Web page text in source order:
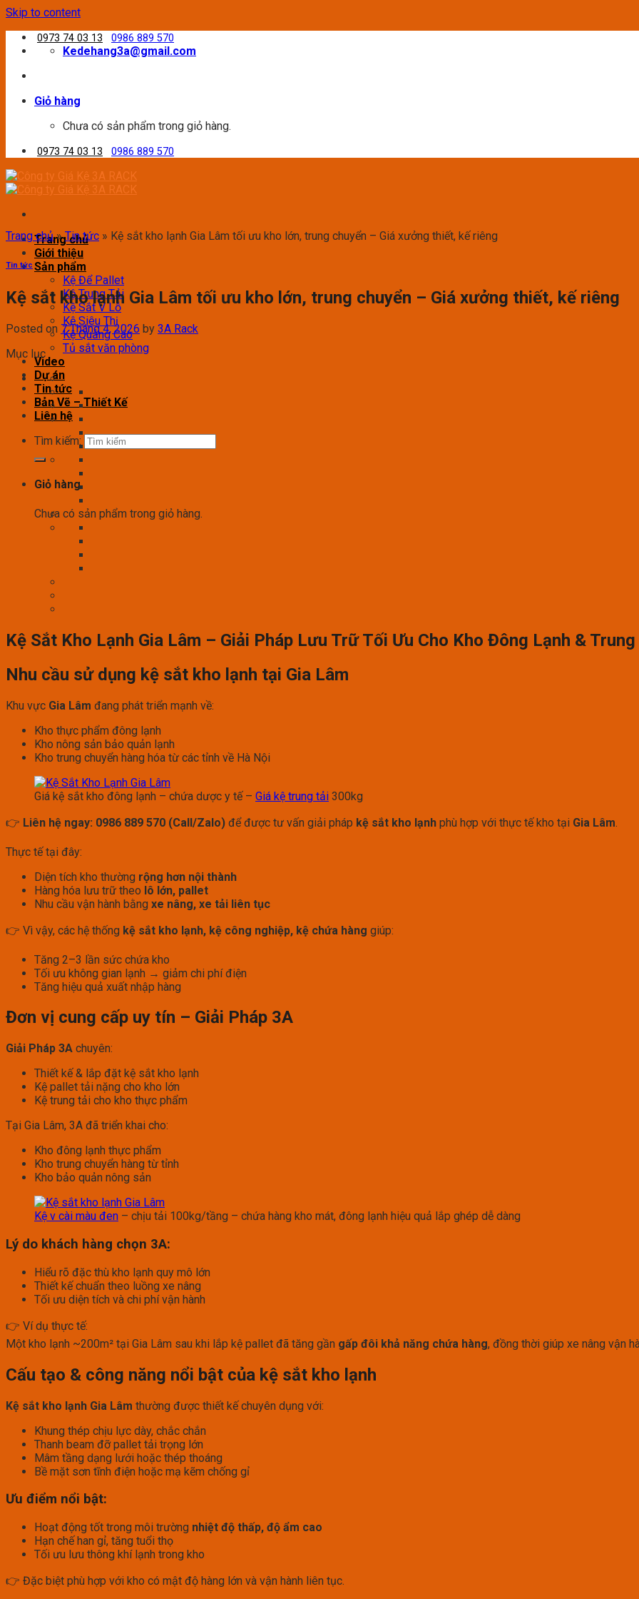
Skip to content
0973 74 03 13 0986 889 570
Kedehang3a@gmail.com
Giỏ hàng
Chưa có sản phẩm trong giỏ hàng.
0973 74 03 13 0986 889 570
Trang chủ
Giới thiệu
Sản phẩm
Kệ Để Pallet
Kệ Trung Tải
Kệ Sắt V Lỗ
Kệ Siêu Thị
Kệ Quảng Cáo
Tủ sắt văn phòng
Video
Dự án
Tin tức
Bản Vẽ – Thiết Kế
Liên hệ
Tìm kiếm:
Giỏ hàng
Chưa có sản phẩm trong giỏ hàng.
Trang chủ»Tin tức » Kệ sắt kho lạnh Gia Lâm tối ưu kho lớn, trung chuyển – Giá xưởng thiết, kế riêng
Tin tức
Kệ sắt kho lạnh Gia Lâm tối ưu kho lớn, trung chuyển – Giá xưởng thiết, kế riêng
Posted on 7 Tháng 4, 2026 by 3A Rack
Mục lục
Kệ Sắt Kho Lạnh Gia Lâm – Giải Pháp Lưu Trữ Tối Ưu Cho Kho Đông Lạnh & Trung
Nhu cầu sử dụng kệ sắt kho lạnh tại Gia Lâm
Khu vực Gia Lâm đang phát triển mạnh về:
Kho thực phẩm đông lạnh
Kho nông sản bảo quản lạnh
Kho trung chuyển hàng hóa từ các tỉnh về Hà Nội
Giá kệ sắt kho đông lạnh – chứa dược y tế – Giá kệ trung tải 300kg
👉 Liên hệ ngay: 0986 889 570 (Call/Zalo) để được tư vấn giải pháp kệ sắt kho lạnh phù hợp với thực tế kho tại Gia Lâm.
Thực tế tại đây:
Diện tích kho thường rộng hơn nội thành
Hàng hóa lưu trữ theo lô lớn, pallet
Nhu cầu vận hành bằng xe nâng, xe tải liên tục
👉 Vì vậy, các hệ thống kệ sắt kho lạnh, kệ công nghiệp, kệ chứa hàng giúp:
Tăng 2–3 lần sức chứa kho
Tối ưu không gian lạnh → giảm chi phí điện
Tăng hiệu quả xuất nhập hàng
Đơn vị cung cấp uy tín – Giải Pháp 3A
Giải Pháp 3A chuyên:
Thiết kế & lắp đặt kệ sắt kho lạnh
Kệ pallet tải nặng cho kho lớn
Kệ trung tải cho kho thực phẩm
Tại Gia Lâm, 3A đã triển khai cho:
Kho đông lạnh thực phẩm
Kho trung chuyển hàng từ tỉnh
Kho bảo quản nông sản
Kệ v cài màu đen – chịu tải 100kg/tầng – chứa hàng kho mát, đông lạnh hiệu quả lắp ghép dễ dàng
Lý do khách hàng chọn 3A:
Hiểu rõ đặc thù kho lạnh quy mô lớn
Thiết kế chuẩn theo luồng xe nâng
Tối ưu diện tích và chi phí vận hành
👉 Ví dụ thực tế:
Một kho lạnh ~200m² tại Gia Lâm sau khi lắp kệ pallet đã tăng gần gấp đôi khả năng chứa hàng, đồng thời giúp xe nâng vận
Cấu tạo & công năng nổi bật của kệ sắt kho lạnh
Kệ sắt kho lạnh Gia Lâm thường được thiết kế chuyên dụng với:
Khung thép chịu lực dày, chắc chắn
Thanh beam đỡ pallet tải trọng lớn
Mâm tầng dạng lưới hoặc thép thoáng
Bề mặt sơn tĩnh điện hoặc mạ kẽm chống gỉ
Ưu điểm nổi bật:
Hoạt động tốt trong môi trường nhiệt độ thấp, độ ẩm cao
Hạn chế han gỉ, tăng tuổi thọ
Tối ưu lưu thông khí lạnh trong kho
👉 Đặc biệt phù hợp với kho có mật độ hàng lớn và vận hành liên tục.